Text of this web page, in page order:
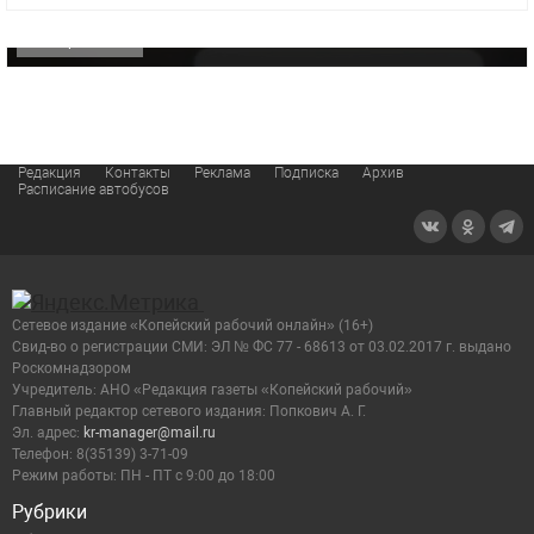
Редакция Контакты Реклама Подписка
Архив
Расписание автобусов
Рубрики
Сетевое издание «Копейский рабочий онлайн» (16+)
Cвид-во о регистрации СМИ: ЭЛ № ФС 77 - 68613 от 03.02.2017 г. выдано
Роскомнадзором
Учредитель: АНО «Редакция газеты «Копейский рабочий»
Главный редактор сетевого издания: Попкович А. Г.
Эл. адрес: kr-manager@mail.ru
Телефон: 8(35139) 3-71-09
Режим работы: ПН - ПТ с 9:00 до 18:00